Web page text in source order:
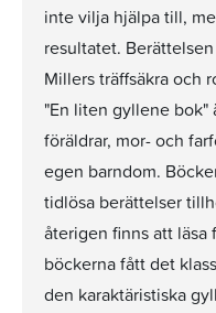
inte vilja hjälpa till,
resultatet.
Millers träffsäkra och
"En liten gyllene bok"
föräldrar, mor- och
egen barndom.
tidlösa berättelser
återigen finns att läsa
böckerna fått det
den karaktäristiska